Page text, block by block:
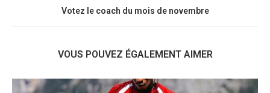
Votez le coach du mois de novembre
VOUS POUVEZ ÉGALEMENT AIMER